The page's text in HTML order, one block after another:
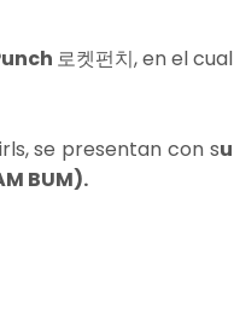
로켓펀치, en el cual
se presentan con su
BUM).